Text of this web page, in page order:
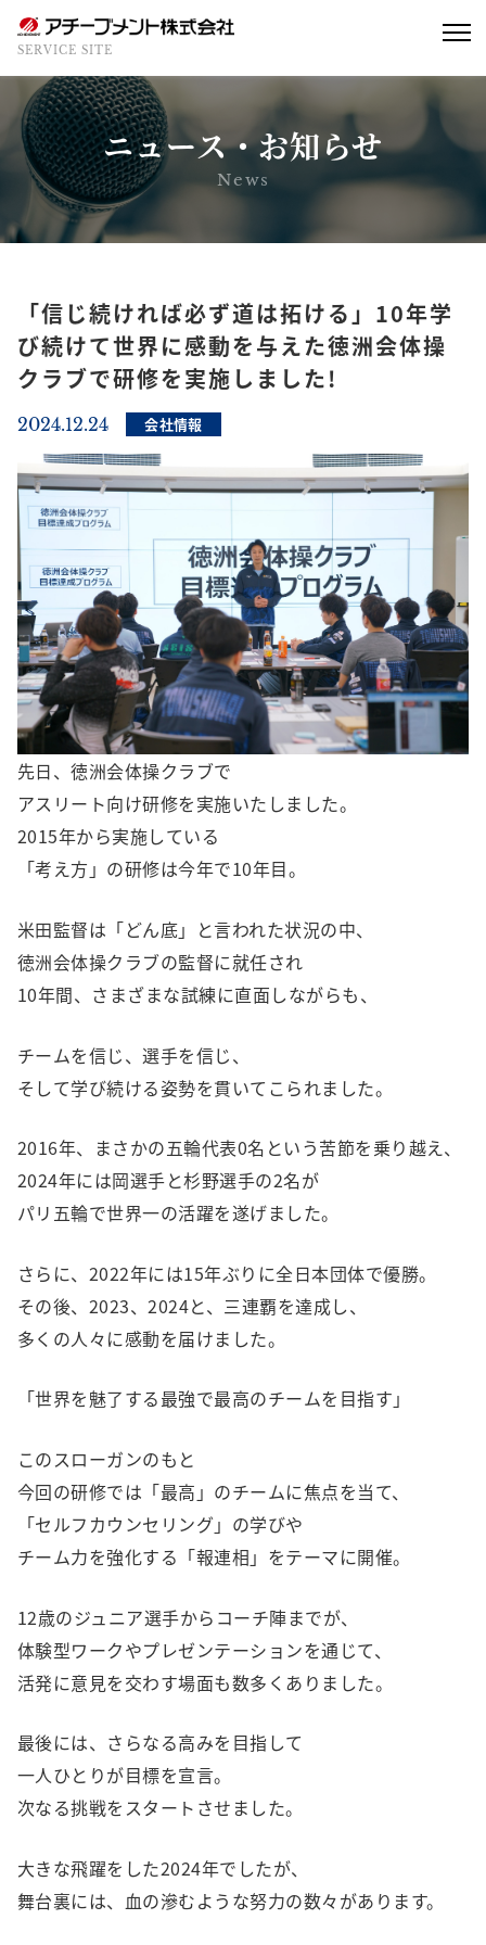
SERVICE SITE
ニュース・お知らせ
News
「信じ続ければ必ず道は拓ける」10年学
び続けて世界に感動を与えた徳洲会体操
クラブで研修を実施しました!
2024.12.24 会社情報
先日、徳洲会体操クラブで
アスリート向け研修を実施いたしました。
2015年から実施している
「考え方」の研修は今年で10年目。
米田監督は「どん底」と言われた状況の中、
徳洲会体操クラブの監督に就任され
10年間、さまざまな試練に直面しながらも、
チームを信じ、選手を信じ、
そして学び続ける姿勢を貫いてこられました。
2016年、まさかの五輪代表0名という苦節を乗り越え、
2024年には岡選手と杉野選手の2名が
パリ五輪で世界一の活躍を遂げました。
さらに、2022年には15年ぶりに全日本団体で優勝。
その後、2023、2024と、三連覇を達成し、
多くの人々に感動を届けました。
「世界を魅了する最強で最高のチームを目指す」
このスローガンのもと
今回の研修では「最高」のチームに焦点を当て、
「セルフカウンセリング」の学びや
チーム力を強化する「報連相」をテーマに開催。
12歳のジュニア選手からコーチ陣までが、
体験型ワークやプレゼンテーションを通じて、
活発に意見を交わす場面も数多くありました。
最後には、さらなる高みを目指して
一人ひとりが目標を宣言。
次なる挑戦をスタートさせました。
大きな飛躍をした2024年でしたが、
舞台裏には、血の滲むような努力の数々があります。